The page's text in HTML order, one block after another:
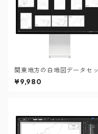
関東地方の白地図データセッ
ト：市町村も記載の地図デー
タ（PDF・Aiファイル）
¥9,980